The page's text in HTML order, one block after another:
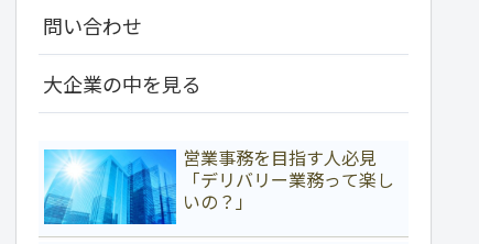
問い合わせ
大企業の中を見る
営業事務を目指す人必見
「デリバリー業務って楽し
いの？」